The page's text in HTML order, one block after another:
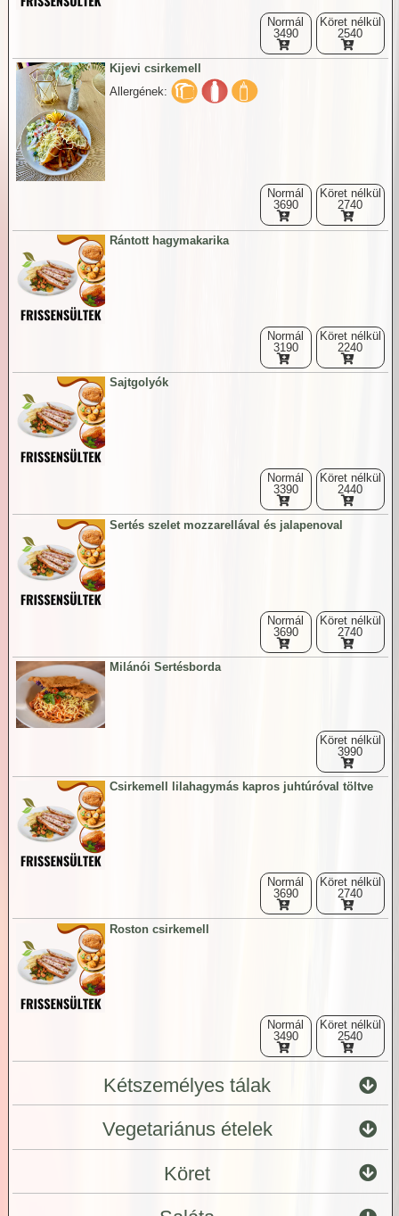
Normál
3490
Köret nélkül
2540
Kijevi csirkemell
Allergének:
Normál
3690
Köret nélkül
2740
Rántott hagymakarika
Normál
3190
Köret nélkül
2240
Sajtgolyók
Normál
3390
Köret nélkül
2440
Sertés szelet mozzarellával és jalapenoval
Normál
3690
Köret nélkül
2740
Milánói Sertésborda
Köret nélkül
3990
Csirkemell lilahagymás kapros juhtúróval töltve
Normál
3690
Köret nélkül
2740
Roston csirkemell
Normál
3490
Köret nélkül
2540
Kétszemélyes tálak
Vegetariánus ételek
Köret